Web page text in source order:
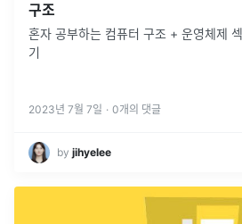
구조
혼자 공부하는 컴퓨터 구조 + 운영체제
기
2023년 7월 7일 · 0개의 댓글
by jihyelee